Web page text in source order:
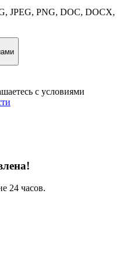
JPEG, PNG, DOC, DOCX,
с условиями
24 часов.